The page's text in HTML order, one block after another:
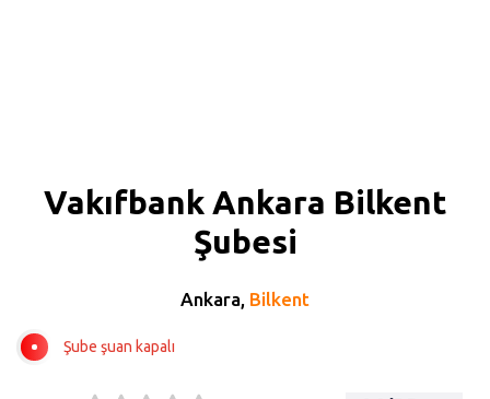
Vakıfbank Ankara Bilkent
Şubesi
Ankara, Bilkent
Şube şuan kapalı